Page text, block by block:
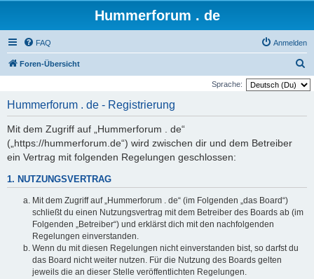
Hummerforum . de
FAQ Anmelden
Foren-Übersicht
u
Sprache:
Hummerforum . de - Registrierung
Mit dem Zugriff auf „Hummerforum . de“
(„https://hummerforum.de“) wird zwischen dir und dem Betreiber
ein Vertrag mit folgenden Regelungen geschlossen:
1. NUTZUNGSVERTRAG
Mit dem Zugriff auf „Hummerforum . de“ (im Folgenden „das Board“)
schließt du einen Nutzungsvertrag mit dem Betreiber des Boards ab (im
Folgenden „Betreiber“) und erklärst dich mit den nachfolgenden
Regelungen einverstanden.
Wenn du mit diesen Regelungen nicht einverstanden bist, so darfst du
das Board nicht weiter nutzen. Für die Nutzung des Boards gelten
jeweils die an dieser Stelle veröffentlichten Regelungen.